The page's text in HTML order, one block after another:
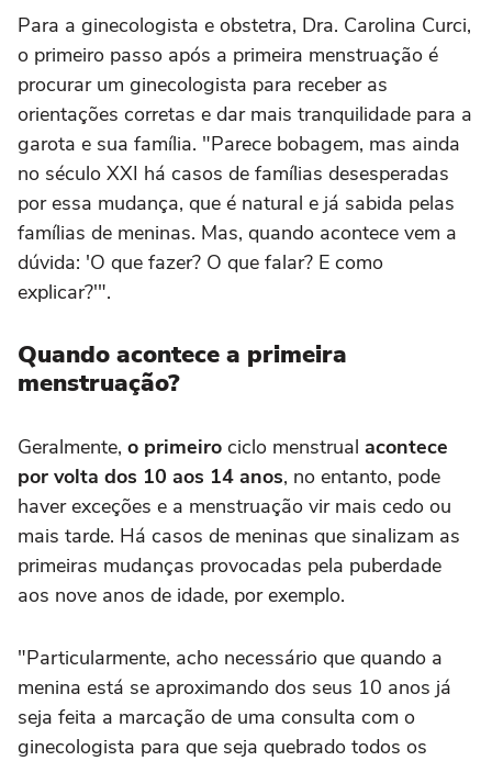
Para a ginecologista e obstetra, Dra. Carolina Curci,
o primeiro passo após a primeira menstruação é
procurar um ginecologista para receber as
orientações corretas e dar mais tranquilidade para a
garota e sua família. "Parece bobagem, mas ainda
no século XXI há casos de famílias desesperadas
por essa mudança, que é natural e já sabida pelas
famílias de meninas. Mas, quando acontece vem a
dúvida: 'O que fazer? O que falar? E como
explicar?'".
Quando acontece a primeira
menstruação?
Geralmente, o primeiro ciclo menstrual acontece
por volta dos 10 aos 14 anos, no entanto, pode
haver exceções e a menstruação vir mais cedo ou
mais tarde. Há casos de meninas que sinalizam as
primeiras mudanças provocadas pela puberdade
aos nove anos de idade, por exemplo.
"Particularmente, acho necessário que quando a
menina está se aproximando dos seus 10 anos já
seja feita a marcação de uma consulta com o
ginecologista para que seja quebrado todos os